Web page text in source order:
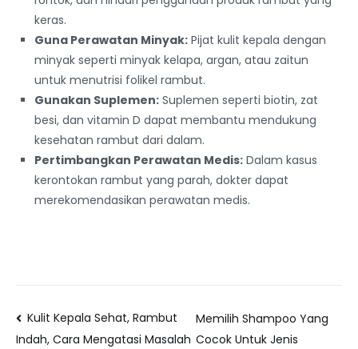
keras.
Guna Perawatan Minyak: Pijat kulit kepala dengan
minyak seperti minyak kelapa, argan, atau zaitun
untuk menutrisi folikel rambut.
Gunakan Suplemen: Suplemen seperti biotin, zat
besi, dan vitamin D dapat membantu mendukung
kesehatan rambut dari dalam.
Pertimbangkan Perawatan Medis: Dalam kasus
kerontokan rambut yang parah, dokter dapat
merekomendasikan perawatan medis.
Kulit Kepala Sehat, Rambut
Indah, Cara Mengatasi Masalah
Memilih Shampoo Yang
Cocok Untuk Jenis